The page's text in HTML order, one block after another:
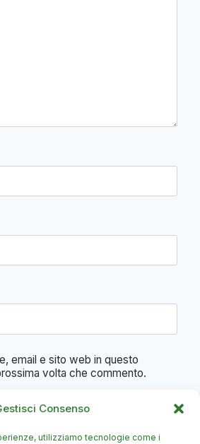
Consenso
utilizziamo tecnologie come i
email e sito web in questo
volta che commento.